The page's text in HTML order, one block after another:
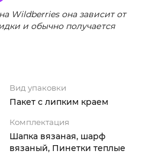
Wildberries она зависит от
и обычно получается
Вид упаковки
Пакет с липким краем
Комплектация
Шапка вязаная, шарф
вязаный, Пинетки теплые